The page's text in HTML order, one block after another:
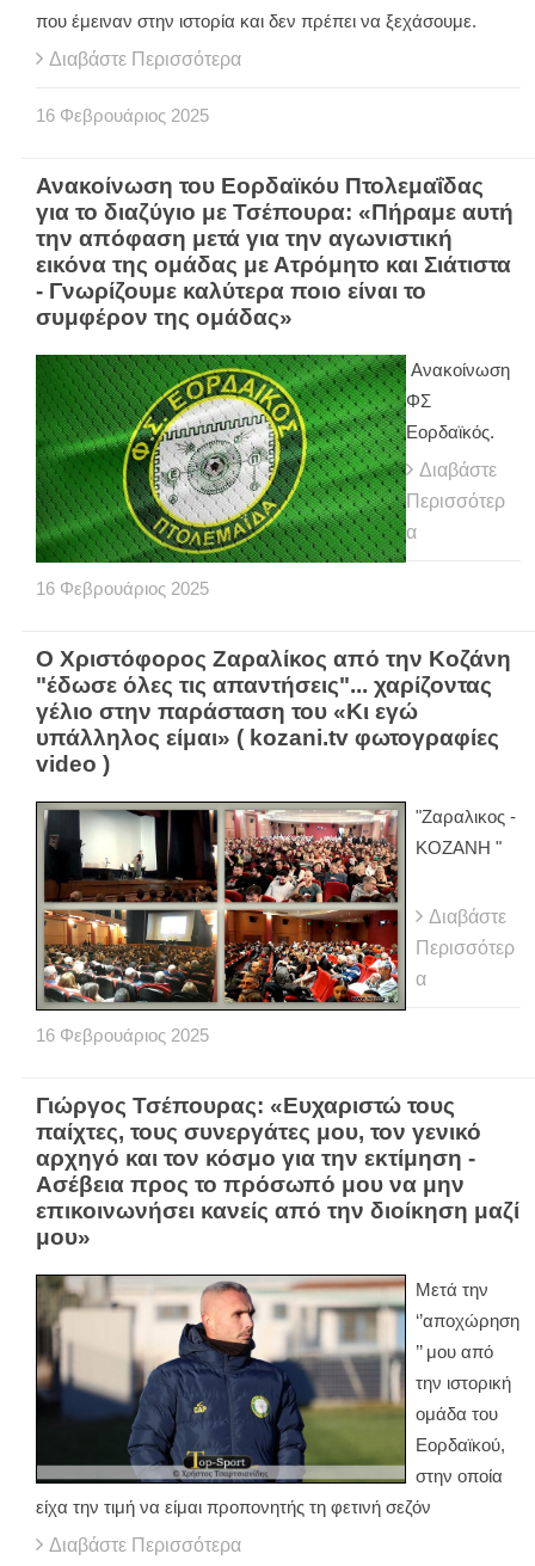
που έμειναν στην ιστορία και δεν πρέπει να ξεχάσουμε.
Διαβάστε Περισσότερα
16 Φεβρουάριος 2025
Ανακοίνωση του Εορδαϊκόυ Πτολεμαΐδας
για το διαζύγιο με Τσέπουρα: «Πήραμε αυτή
την απόφαση μετά για την αγωνιστική
εικόνα της ομάδας με Ατρόμητο και Σιάτιστα
- Γνωρίζουμε καλύτερα ποιο είναι το
συμφέρον της ομάδας»
Ανακοίνωση
ΦΣ
Εορδαϊκός.
Διαβάστε
Περισσότερ
α
16 Φεβρουάριος 2025
Ο Χριστόφορος Ζαραλίκος από την Κοζάνη
"έδωσε όλες τις απαντήσεις"... χαρίζοντας
γέλιο στην παράσταση του «Κι εγώ
υπάλληλος είμαι» ( kozani.tv φωτογραφίες
video )
"Ζαραλικος -
ΚΟΖΑΝΗ "
Διαβάστε
Περισσότερ
α
16 Φεβρουάριος 2025
Γιώργος Τσέπουρας: «Ευχαριστώ τους
παίχτες, τους συνεργάτες μου, τον γενικό
αρχηγό και τον κόσμο για την εκτίμηση -
Ασέβεια προς το πρόσωπό μου να μην
επικοινωνήσει κανείς από την διοίκηση μαζί
μου»
Μετά την
‘’αποχώρηση
’’ μου από
την ιστορική
ομάδα του
Εορδαϊκού,
στην οποία
είχα την τιμή να είμαι προπονητής τη φετινή σεζόν
Διαβάστε Περισσότερα